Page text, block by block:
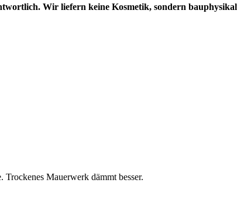
Wir liefern keine Kosmetik, sondern
Mauerwerk dämmt besser.